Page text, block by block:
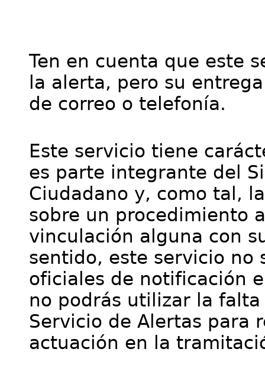
Ten en cuenta que este
la alerta, pero su
de correo o telefonía.
Este servicio tiene
es parte integrante del
Ciudadano y, como tal,
sobre un procedimiento
vinculación alguna con
sentido, este servicio no
oficiales de notificación
no podrás utilizar la
Servicio de Alertas para
actuación en la